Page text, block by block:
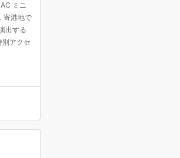
ミニ
寄港地で
出する
アクセ